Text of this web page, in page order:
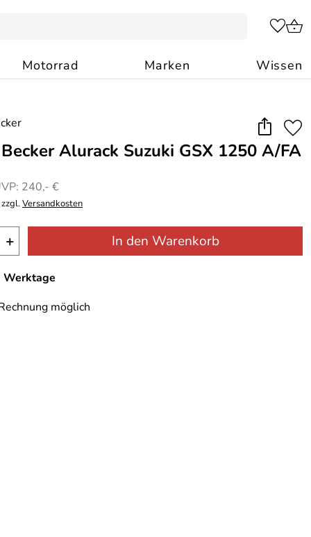
Motorrad Marken Wissen
Alurack Suzuki GSX 1250 A/FA
240,- €
Versandkosten
+ In den Warenkorb
möglich